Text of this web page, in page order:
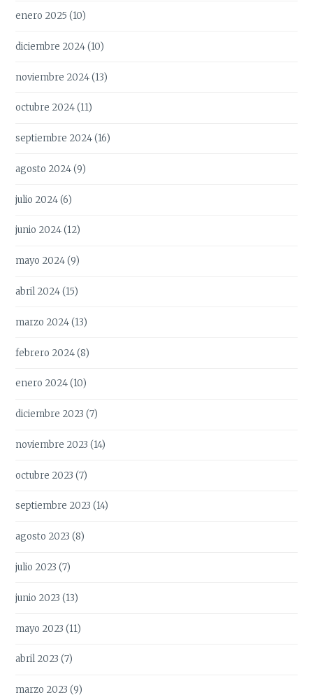
enero 2025 (10)
diciembre 2024(10)
noviembre 2024(13)
octubre 2024(11)
septiembre 2024(16)
agosto 2024(9)
julio 2024(6)
junio 2024(12)
mayo 2024(9)
abril 2024(15)
marzo 2024(13)
febrero 2024(8)
enero 2024(10)
diciembre 2023 (7)
noviembre 2023 (14)
octubre 2023 (7)
septiembre 2023 (14)
agosto 2023 (8)
julio 2023 (7)
junio 2023 (13)
mayo 2023 (11)
abril 2023 (7)
marzo 2023 (9)